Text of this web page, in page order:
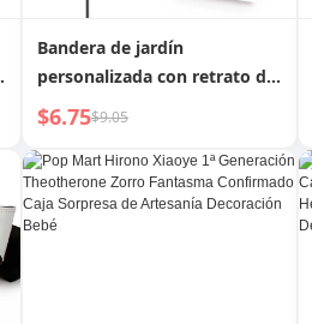
Bandera de jardín
personalizada con retrato de
mascota y acuarela 3D, hecha
de tela de poliéster duradera
$6.75$9.05